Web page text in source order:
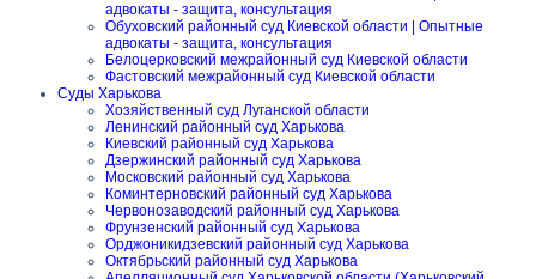
адвокаты - защита, консультация
Обуховский районный суд Киевской области | Опытные
адвокаты - защита, консультация
Белоцерковский межрайонный суд Киевской области
Фастовский межрайонный суд Киевской области
Суды Харькова
Хозяйственный суд Луганской области
Ленинский районный суд Харькова
Киевский районный суд Харькова
Дзержинский районный суд Харькова
Московский районный суд Харькова
Коминтерновский районный суд Харькова
Червонозаводский районный суд Харькова
Фрунзенский районный суд Харькова
Орджоникидзевский районный суд Харькова
Октябрьский районный суд Харькова